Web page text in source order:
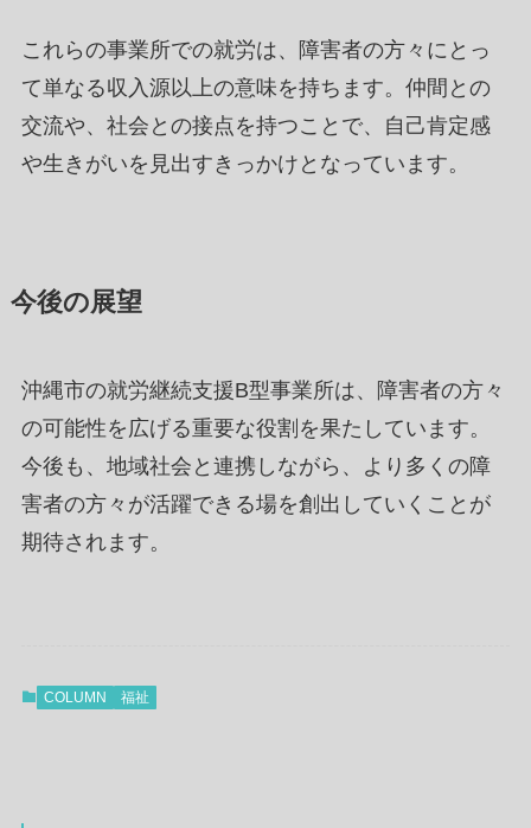
これらの事業所での就労は、障害者の方々にとっ
て単なる収入源以上の意味を持ちます。仲間との
交流や、社会との接点を持つことで、自己肯定感
や生きがいを見出すきっかけとなっています。
今後の展望
沖縄市の就労継続支援B型事業所は、障害者の方々
の可能性を広げる重要な役割を果たしています。
今後も、地域社会と連携しながら、より多くの障
害者の方々が活躍できる場を創出していくことが
期待されます。
COLUMN 福祉